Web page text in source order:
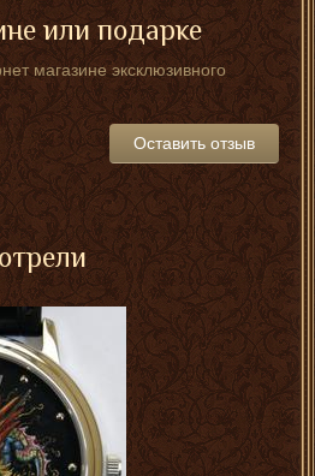
или подарке
магазине эксклюзивного
Оставить отзыв